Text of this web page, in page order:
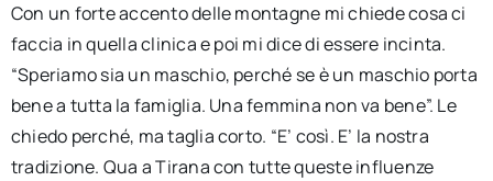
Con un forte accento delle montagne mi chiede cosa ci
faccia in quella clinica e poi mi dice di essere incinta.
“Speriamo sia un maschio, perché se è un maschio porta
bene a tutta la famiglia. Una femmina non va bene”. Le
chiedo perché, ma taglia corto. “E’ così. E’ la nostra
tradizione. Qua a Tirana con tutte queste influenze